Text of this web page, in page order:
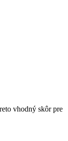
vhodný skôr pre